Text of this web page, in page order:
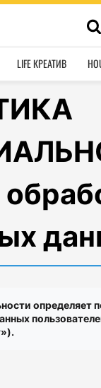
LIFE КРЕАТИВ
определяет